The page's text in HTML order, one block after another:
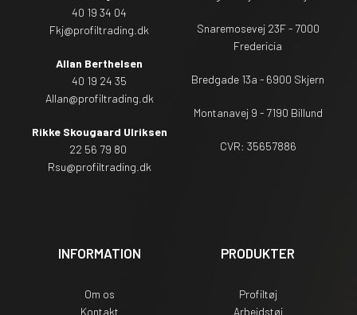
40 19 34 04
Fkj@profiltrading.dk
Allan Berthelsen
40 19 24 35
Allan@profiltrading.dk
Rikke Skougaard Ulriksen
22 56 79 80
Rsu@profiltrading.dk
Snaremosevej 23F - 7000
Fredericia
Bredgade 13a - 6900 Skjern
Montanavej 9 - 7190 Billund
CVR: 35657886
INFORMATION
Om os
Kontakt
PRODUKTER
Profiltøj
Arbejdstøj